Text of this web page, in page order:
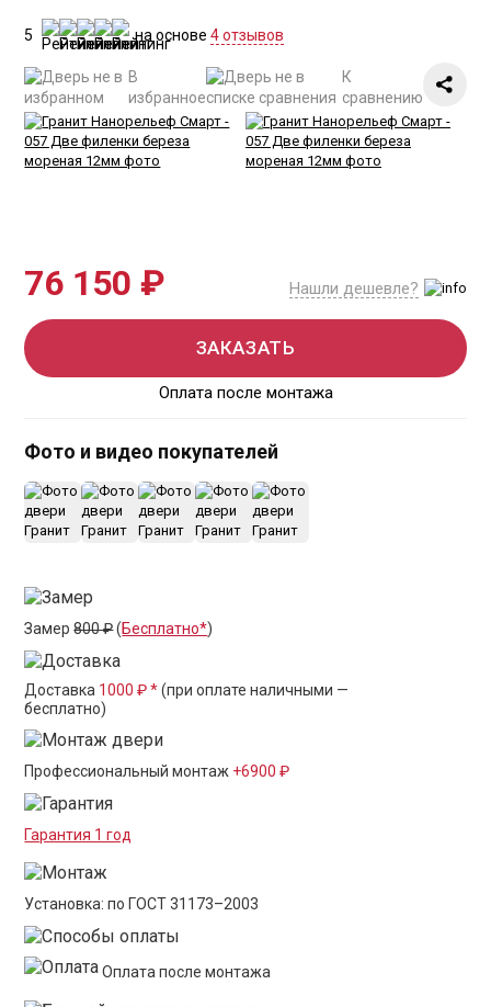
5 на основе4 отзывов
В
избранное
К
сравнению
76 150 ₽ Нашли дешевле?
ЗАКАЗАТЬ
Оплата после монтажа
Фото и видео покупателей
Замер800 ₽(Бесплатно*)
Доставка 1000 ₽ *(при оплате наличными —
бесплатно)
Профессиональный монтаж +6900 ₽
Гарантия 1 год
Установка: по ГОСТ 31173–2003
Оплата после монтажа